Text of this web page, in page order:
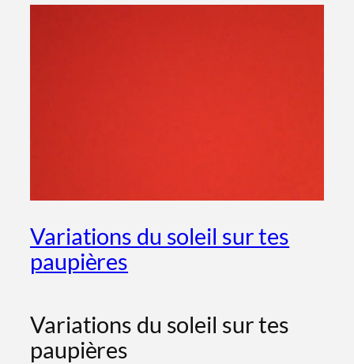
Variations du soleil sur tes
paupières
Variations du soleil sur tes
paupières